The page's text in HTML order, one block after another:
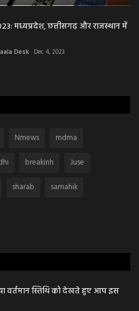
मध्यप्रदेश, छत्तीसगढ़ और राजस्थान में
Desk Dec 4, 2023
Nmews
mdma
breakinh
Juse
sharab
samahik
वर्तमान स्तिथि को देखते हुए आप इस